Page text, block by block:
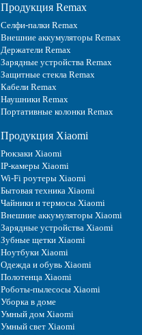
Продукция Remax
Селфи-палки Remax
Внешние аккумуляторы Remax
Держатели Remax
Зарядные устройства Remax
Защитные стекла Remax
Кабели Remax
Наушники Remax
Портативные колонки Remax
Продукция Xiaomi
Рюкзаки Xiaomi
IP-камеры Xiaomi
Wi-Fi роутеры Xiaomi
Бытовая техника Xiaomi
Чайники и термосы Xiaomi
Внешние аккумуляторы Xiaomi
Зарядные устройства Xiaomi
Зубные щетки Xiaomi
Ноутбуки Xiaomi
Одежда и обувь Xiaomi
Полотенца Xiaomi
Роботы-пылесосы Xiaomi
Уборка в доме
Умный дом Xiaomi
Умный свет Xiaomi